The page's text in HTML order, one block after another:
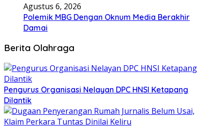
Agustus 6, 2026
Polemik MBG Dengan Oknum Media Berakhir
Damai
Berita Olahraga
Pengurus Organisasi Nelayan DPC HNSI Ketapang
Dilantik